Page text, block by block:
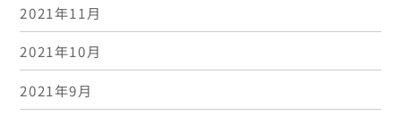
2021年11月
2021年10月
2021年9月